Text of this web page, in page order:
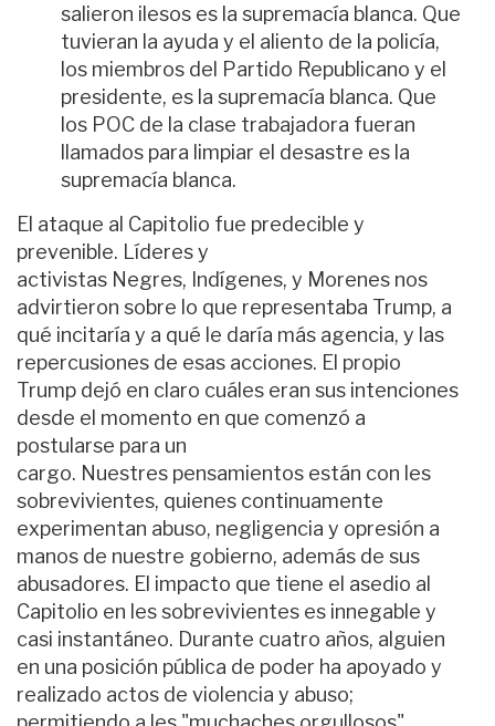
salieron ilesos es la supremacía blanca. Que
tuvieran la ayuda y el aliento de la policía,
los miembros del Partido Republicano y el
presidente, es la supremacía blanca. Que
los POC de la clase trabajadora fueran
llamados para limpiar el desastre es la
supremacía blanca.
El ataque al Capitolio fue predecible y
prevenible. Líderes y
activistas Negres, Indígenes, y Morenes nos
advirtieron sobre lo que representaba Trump, a
qué incitaría y a qué le daría más agencia, y las
repercusiones de esas acciones. El propio
Trump dejó en claro cuáles eran sus intenciones
desde el momento en que comenzó a
postularse para un
cargo. Nuestres pensamientos están con les
sobrevivientes, quienes continuamente
experimentan abuso, negligencia y opresión a
manos de nuestre gobierno, además de sus
abusadores. El impacto que tiene el asedio al
Capitolio en les sobrevivientes es innegable y
casi instantáneo. Durante cuatro años, alguien
en una posición pública de poder ha apoyado y
realizado actos de violencia y abuso;